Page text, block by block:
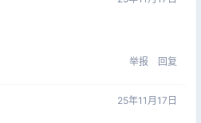
举报 回复
25年11月17日